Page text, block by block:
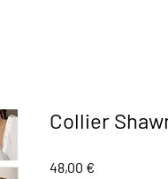
Collier
48,00 €